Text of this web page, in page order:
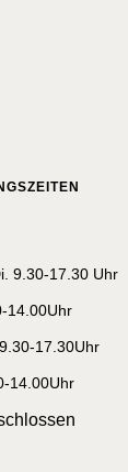
9.30-17.30 Uhr
14.00Uhr
17.30Uhr
14.00Uhr